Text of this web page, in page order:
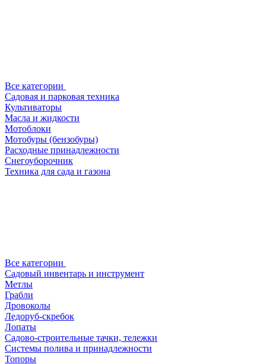
Все категории
Садовая и парковая техника
Культиваторы
Масла и жидкости
Мотоблоки
Мотобуры (бензобуры)
Расходные принадлежности
Снегоуборочник
Техника для сада и газона
Все категории
Садовый инвентарь и инструмент
Метлы
Грабли
Дровоколы
Ледоруб-скребок
Лопаты
Садово-строительные тачки, тележки
Системы полива и принадлежности
Топоры